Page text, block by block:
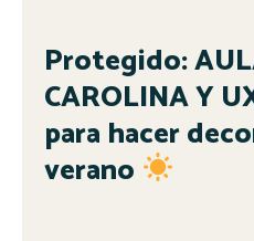
Protegido:
CAROLINA Y
para hacer
verano